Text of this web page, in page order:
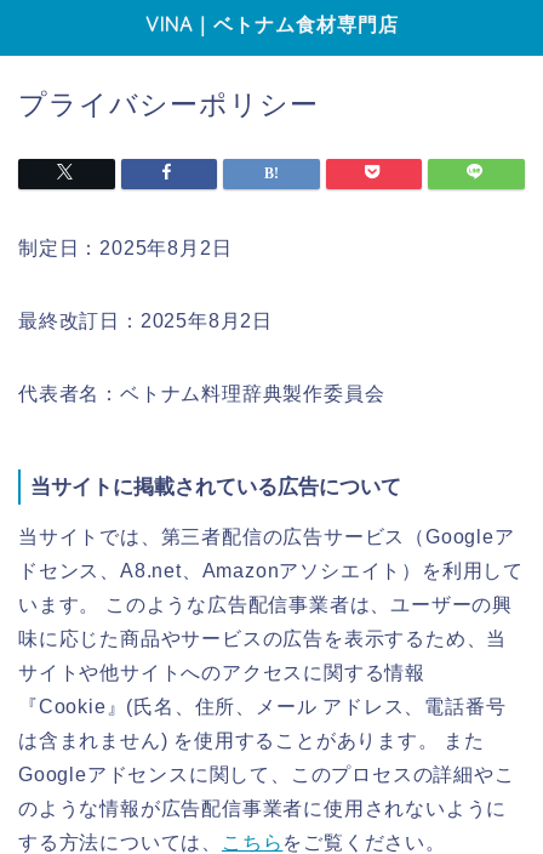
VINA｜ベトナム食材専門店
プライバシーポリシー
制定日：2025年8月2日
最終改訂日：2025年8月2日
代表者名：ベトナム料理辞典製作委員会
当サイトに掲載されている広告について
当サイトでは、第三者配信の広告サービス（Googleア
ドセンス、A8.net、Amazonアソシエイト）を利用して
います。 このような広告配信事業者は、ユーザーの興
味に応じた商品やサービスの広告を表示するため、当
サイトや他サイトへのアクセスに関する情報
『Cookie』(氏名、住所、メール アドレス、電話番号
は含まれません) を使用することがあります。 また
Googleアドセンスに関して、このプロセスの詳細やこ
のような情報が広告配信事業者に使用されないように
する方法については、
こちら をご覧ください。